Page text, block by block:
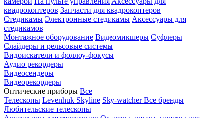
квадрокоптеров Запчасти для квадрокоптеров
Стедикамы Электронные стедикамы Аксессуары для
стедикамов
Монтажное оборудование Видеомикшеры Суфлеры
Слайдеры и рельсовые системы
Видоискатели и фоллоу-фокусы
Аудио рекордеры
Видеосендеры
Видеорекордеры
Оптические приборы Все
Телескопы Levenhuk Skyline Sky-watcherВсе бренды
Любительские телескопы